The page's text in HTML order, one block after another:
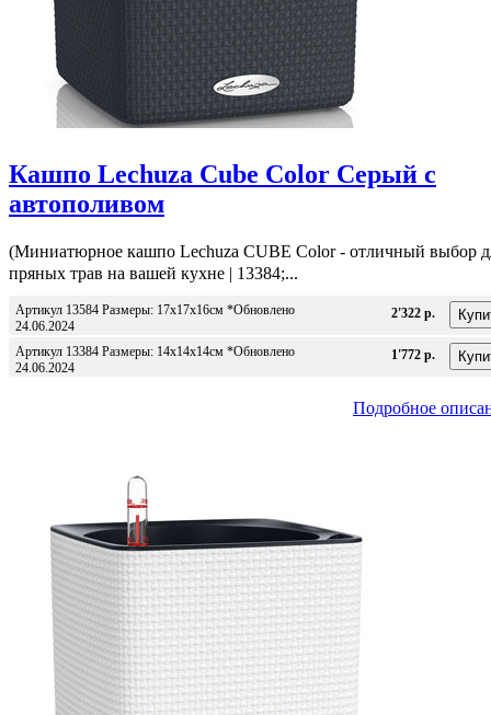
Кашпо Lechuza Cube Color Серый с
автополивом
(Миниатюрное кашпо Lechuza CUBE Color - отличный выбор
пряных трав на вашей кухне | 13384;...
Артикул 13584 Размеры: 17x17x16см *Обновлено
24.06.2024
2'322 р.
Артикул 13384 Размеры: 14x14x14см *Обновлено
24.06.2024
1'772 р.
Подробное